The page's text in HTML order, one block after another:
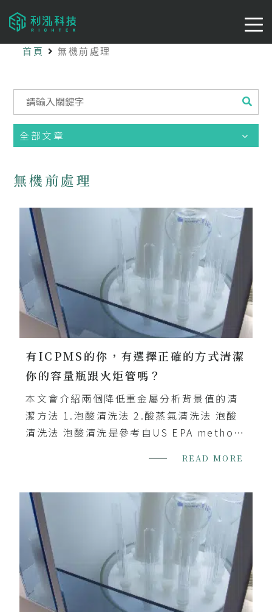
首頁 無機前處理
全部文章
無機前處理
有ICPMS的你，有選擇正確的方式清潔
你的容量瓶跟火炬管嗎？
本文會介紹兩個降低重金屬分析背景值的清
潔方法 1.泡酸清洗法 2.酸蒸氣清洗法 泡酸
清洗法 泡酸清洗是參考自US EPA method
READ MORE